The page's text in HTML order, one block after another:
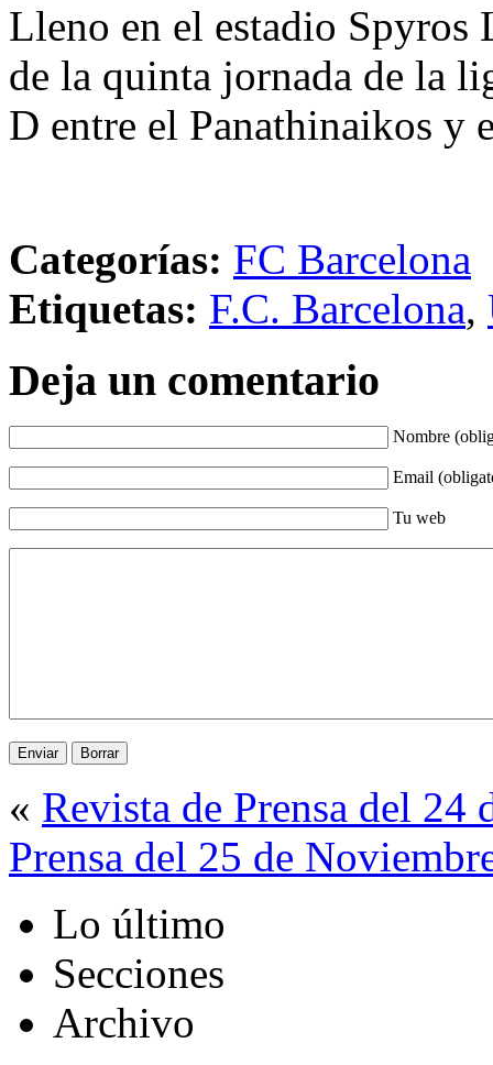
Lleno en el estadio Spyros
de la quinta jornada de la
D entre el Panathinaikos y
Categorías: FC Barcelona
Etiquetas: F.C. Barcelona,
Deja un comentario
Nombre
Email
Tu web
« Revista de Prensa del 24
Prensa del 25 de
Lo último
Secciones
Archivo